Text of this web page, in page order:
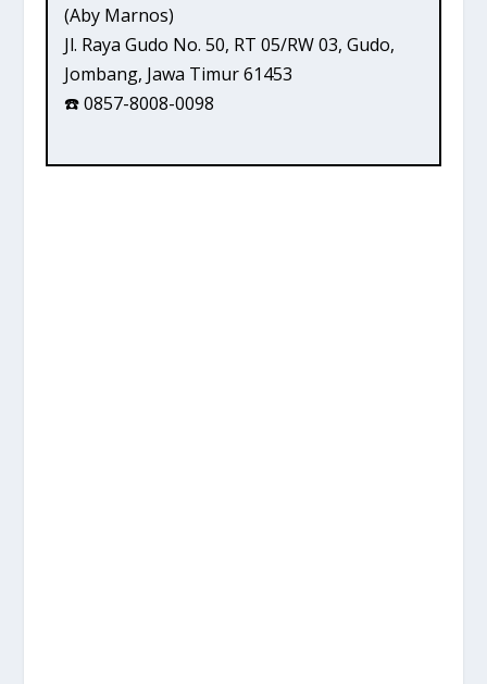
(Aby Marnos)
Jl. Raya Gudo No. 50, RT 05/RW 03, Gudo,
Jombang, Jawa Timur 61453
☎️ 0857-8008-0098